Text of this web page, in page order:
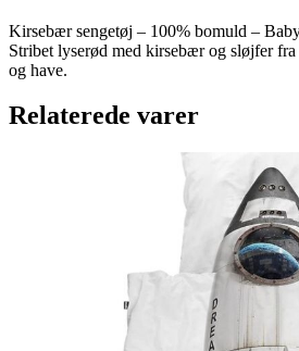
Kirsebær sengetøj – 100% bomuld –
Stribet lyserød med kirsebær og sløjfer
og have.
Relaterede varer